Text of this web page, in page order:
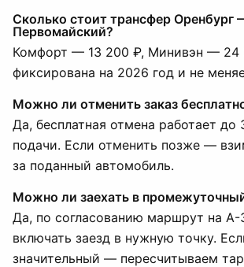
Сколько стоит трансфер Оренбург
Первомайский?
Комфорт — 13 200 ₽, Минивэн — 24
фиксирована на 2026 год и не
Можно ли отменить заказ
Да, бесплатная отмена работает до
подачи. Если отменить позже —
за поданный автомобиль.
Можно ли заехать в
Да, по согласованию маршрут на
включать заезд в нужную точку.
значительный — пересчитываем